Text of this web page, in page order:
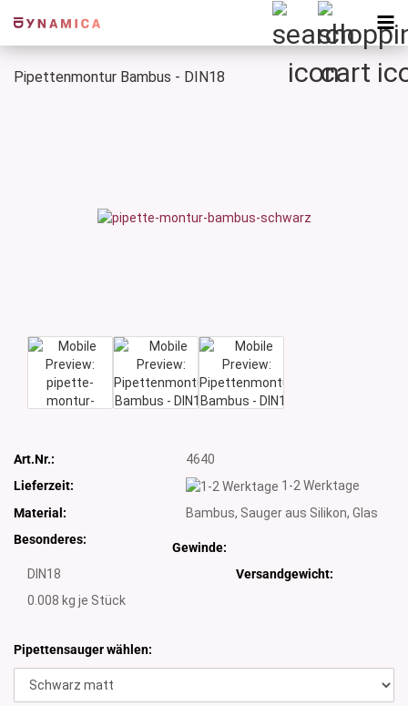
Pipettenmontur Bambus - DIN18
Art.Nr.:
4640
Lieferzeit:
1-2 Werktage
Material:
Bambus, Sauger aus Silikon, Glas
Besonderes:
Gewinde:
DIN18
Versandgewicht:
0.008 kg je Stück
Pipettensauger wählen: